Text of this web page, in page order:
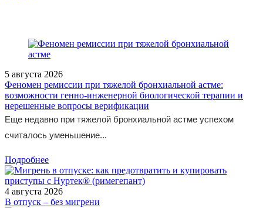
5 августа 2026
Феномен ремиссии при тяжелой бронхиальной астме:
возможности генно-инженерной биологической терапии и
нерешенные вопросы верификации
Еще недавно при тяжелой бронхиальной астме успехом
считалось уменьшение...
Подробнее
4 августа 2026
В отпуск – без мигрени